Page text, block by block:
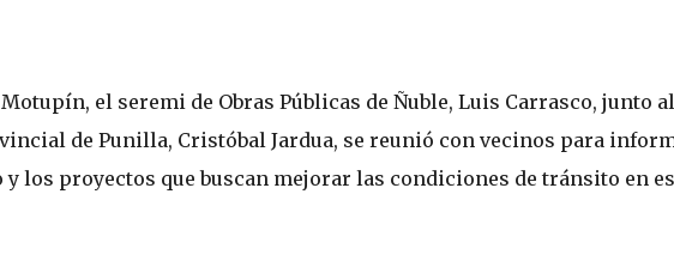
el seremi de Obras Públicas de Ñuble, Luis Carrasco, junto al
de Punilla, Cristóbal Jardua, se reunió con vecinos para
y los proyectos que buscan mejorar las condiciones de tránsito en